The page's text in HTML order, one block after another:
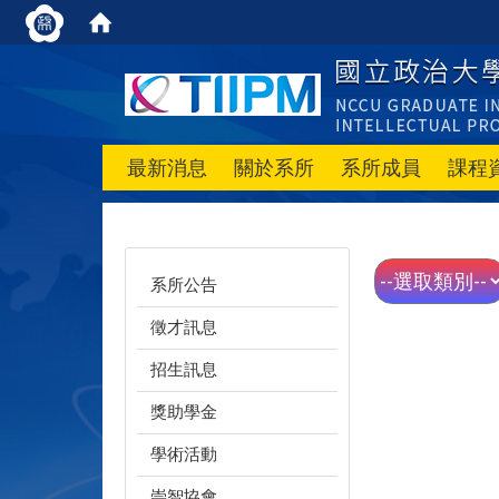
最新消息 關於系所 系所成員 課程
系所公告
徵才訊息
招生訊息
獎助學金
學術活動